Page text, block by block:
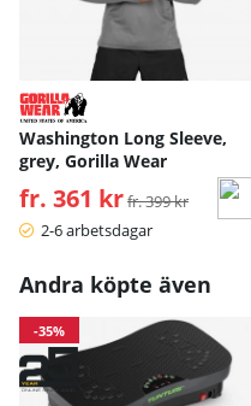
Washington Long Sleeve,
grey, Gorilla Wear
fr. 361 kr Ordinarie pris:
fr. 399 kr
2-6 arbetsdagar
Andra köpte även
-35%